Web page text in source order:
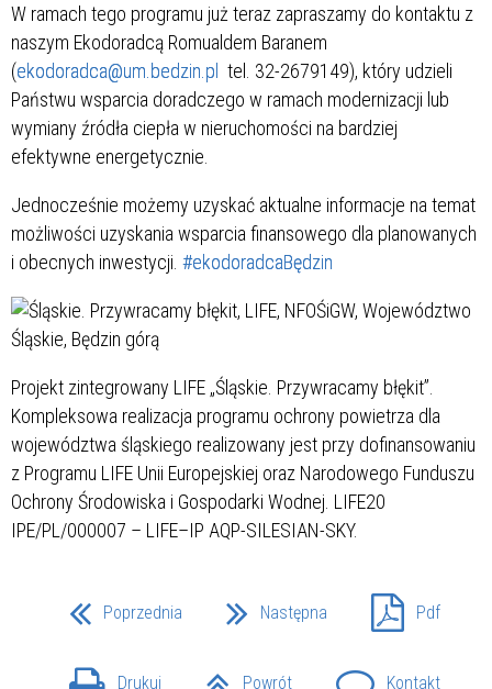
W ramach tego programu już teraz zapraszamy do kontaktu z
naszym Ekodoradcą Romualdem Baranem
(ekodoradca@um.bedzin.pl tel. 32-2679149), który udzieli
Państwu wsparcia doradczego w ramach modernizacji lub
wymiany źródła ciepła w nieruchomości na bardziej
efektywne energetycznie.
Jednocześnie możemy uzyskać aktualne informacje na temat
możliwości uzyskania wsparcia finansowego dla planowanych
i obecnych inwestycji. #ekodoradcaBędzin
Projekt zintegrowany LIFE „Śląskie. Przywracamy błękit”.
Kompleksowa realizacja programu ochrony powietrza dla
województwa śląskiego realizowany jest przy dofinansowaniu
z Programu LIFE Unii Europejskiej oraz Narodowego Funduszu
Ochrony Środowiska i Gospodarki Wodnej. LIFE20
IPE/PL/000007 – LIFE–IP AQP-SILESIAN-SKY.
Poprzednia Następna Pdf
Drukuj Powrót Kontakt